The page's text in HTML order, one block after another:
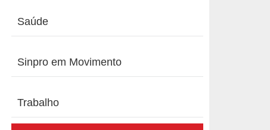
Saúde
Sinpro em Movimento
Trabalho